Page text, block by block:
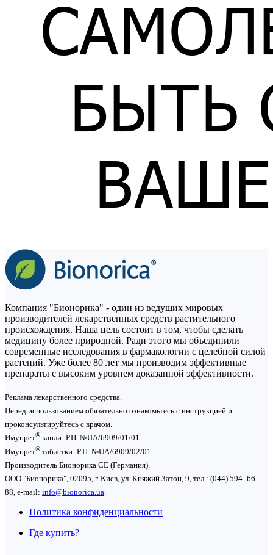
Компания "Бионорика" - один из ведущих мировых
производителей лекарственных средств растительного
происхождения. Наша цель состоит в том, чтобы сделать
медицину более природной. Ради этого мы объединили
современные исследования в фармакологии с целебной силой
растений. Уже более 80 лет мы производим эффективные
препараты с высоким уровнем доказанной эффективности.
Реклама лекарственного средства.
Перед использованием обязательно ознакомьтесь с инструкцией и
проконсультируйтесь с врачом.
Имупрет® капли: Р.П. №UA/6909/01/01
Имупрет® таблетки: P.П. №UA/6909/02/01
Производитель Бионорика СЕ (Германия).
ООО "Бионорика", 02095, г. Киев, ул. Княжий Затон, 9, тел.: (044) 594–66–
88, e-mail: info@bionorica.ua.
Политика конфиденциальности
Где купить?